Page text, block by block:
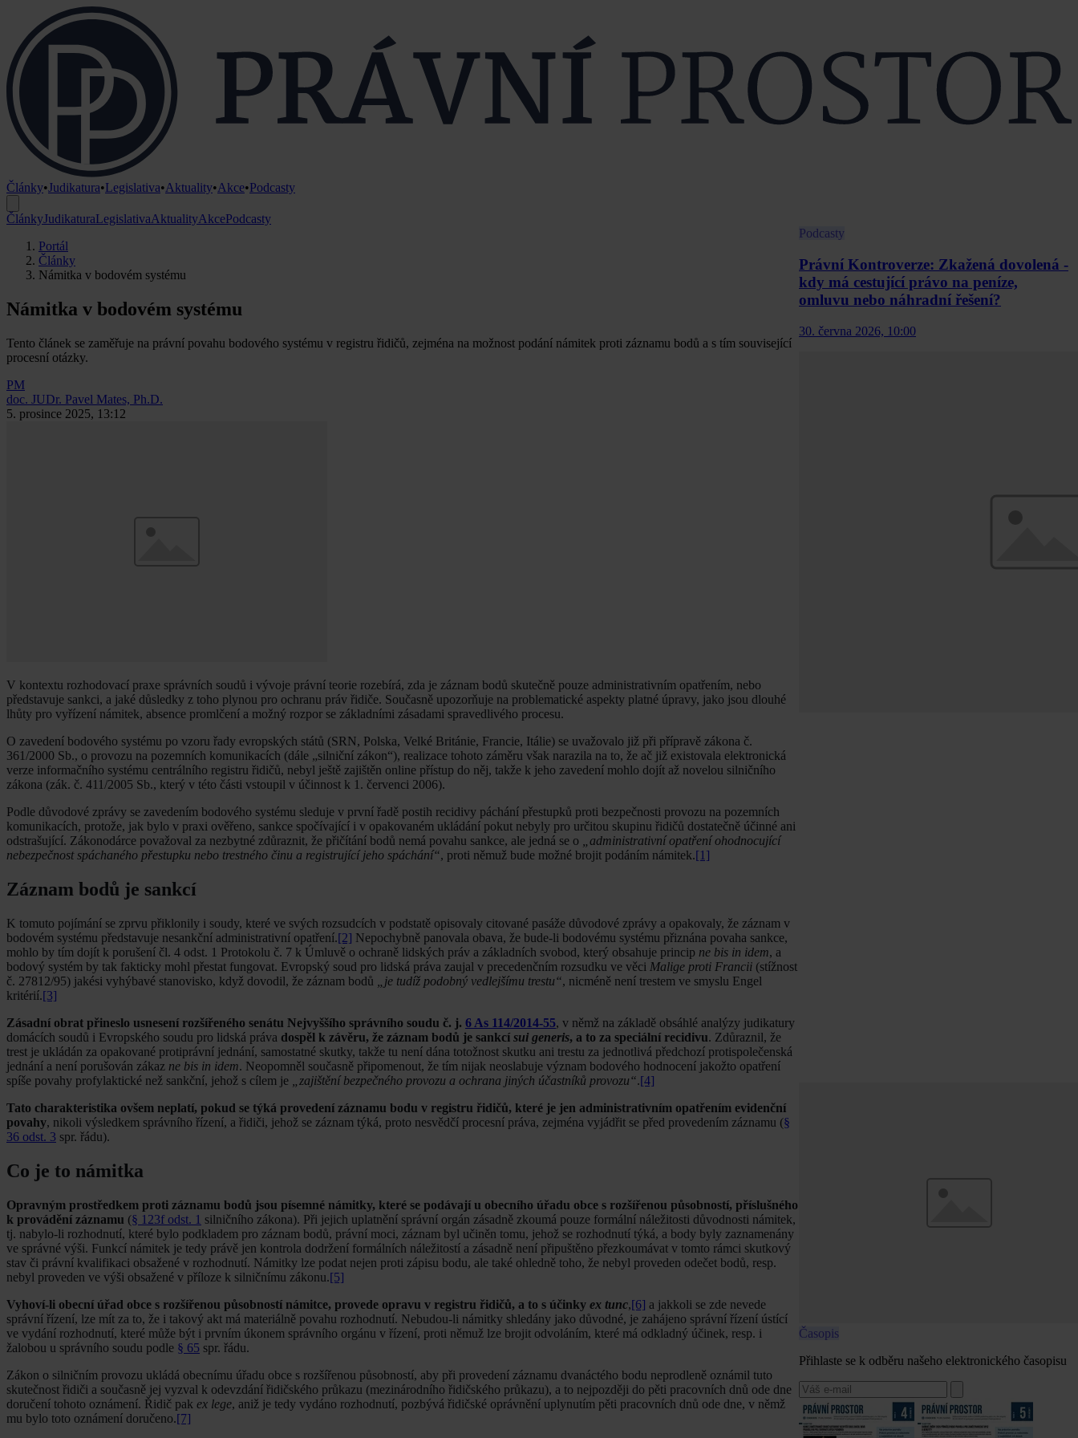
Články•Judikatura•Legislativa•Aktuality•Akce•Podcasty
ČlánkyJudikaturaLegislativaAktualityAkcePodcasty
Portál
Články
Námitka v bodovém systému
Námitka v bodovém systému
Tento článek se zaměřuje na právní povahu bodového systému v registru řidičů, zejména na možnost podání námitek proti záznamu bodů a s tím související
procesní otázky.
PM
doc. JUDr. Pavel Mates, Ph.D.
5. prosince 2025, 13:12
V kontextu rozhodovací praxe správních soudů i vývoje právní teorie rozebírá, zda je záznam bodů skutečně pouze administrativním opatřením, nebo
představuje sankci, a jaké důsledky z toho plynou pro ochranu práv řidiče. Současně upozorňuje na problematické aspekty platné úpravy, jako jsou dlouhé
lhůty pro vyřízení námitek, absence promlčení a možný rozpor se základními zásadami spravedlivého procesu.
O zavedení bodového systému po vzoru řady evropských států (SRN, Polska, Velké Británie, Francie, Itálie) se uvažovalo již při přípravě zákona č.
361/2000 Sb., o provozu na pozemních komunikacích (dále „silniční zákon“), realizace tohoto záměru však narazila na to, že ač již existovala elektronická
verze informačního systému centrálního registru řidičů, nebyl ještě zajištěn online přístup do něj, takže k jeho zavedení mohlo dojít až novelou silničního
zákona (zák. č. 411/2005 Sb., který v této části vstoupil v účinnost k 1. červenci 2006).
Podle důvodové zprávy se zavedením bodového systému sleduje v první řadě postih recidivy páchání přestupků proti bezpečnosti provozu na pozemních
komunikacích, protože, jak bylo v praxi ověřeno, sankce spočívající i v opakovaném ukládání pokut nebyly pro určitou skupinu řidičů dostatečně účinné ani
odstrašující. Zákonodárce považoval za nezbytné zdůraznit, že přičítání bodů nemá povahu sankce, ale jedná se o
„administrativní opatření ohodnocující
nebezpečnost spáchaného přestupku nebo trestného činu a registrující jeho spáchání“, proti němuž bude možné brojit podáním námitek.[1]
Záznam bodů je sankcí
K tomuto pojímání se zprvu přiklonily i soudy, které ve svých rozsudcích v podstatě opisovaly citované pasáže důvodové zprávy a opakovaly, že záznam v
bodovém systému představuje nesankční administrativní opatření.[2] Nepochybně panovala obava, že bude-li bodovému systému přiznána povaha sankce,
mohlo by tím dojít k porušení čl. 4 odst. 1 Protokolu č. 7 k Úmluvě o ochraně lidských práv a základních svobod, který obsahuje princip ne bis in idem, a
bodový systém by tak fakticky mohl přestat fungovat. Evropský soud pro lidská práva zaujal v precedenčním rozsudku ve věci Malige proti Francii (stížnost
č. 27812/95) jakési vyhýbavé stanovisko, když dovodil, že záznam bodů
„je tudíž podobný vedlejšímu trestu“, nicméně není trestem ve smyslu Engel
kritérií.[3]
Zásadní obrat přineslo usnesení rozšířeného senátu Nejvyššího správního soudu č. j. 6 As 114/2014-55, v němž na základě obsáhlé analýzy judikatury
domácích soudů i Evropského soudu pro lidská práva dospěl k závěru, že záznam bodů je sankcí sui generis, a to za speciální recidivu. Zdůraznil, že
trest je ukládán za opakované protiprávní jednání, samostatné skutky, takže tu není dána totožnost skutku ani trestu za jednotlivá předchozí protispolečenská
jednání a není porušován zákaz ne bis in idem. Neopomněl současně připomenout, že tím nijak neoslabuje význam bodového hodnocení jakožto opatření
spíše povahy profylaktické než sankční, jehož s cílem je
„zajištění bezpečného provozu a ochrana jiných účastníků provozu“.[4]
Tato charakteristika ovšem neplatí, pokud se týká provedení záznamu bodu v registru řidičů, které je jen administrativním opatřením evidenční
povahy, nikoli výsledkem správního řízení, a řidiči, jehož se záznam týká, proto nesvědčí procesní práva, zejména vyjádřit se před provedením záznamu (§
36 odst. 3 spr. řádu).
Co je to námitka
Opravným prostředkem proti záznamu bodů jsou písemné námitky, které se podávají u obecního úřadu obce s rozšířenou působností, příslušného
k provádění záznamu (§ 123f odst. 1 silničního zákona). Při jejich uplatnění správní orgán zásadně zkoumá pouze formální náležitosti důvodnosti námitek,
tj. nabylo-li rozhodnutí, které bylo podkladem pro záznam bodů, právní moci, záznam byl učiněn tomu, jehož se rozhodnutí týká, a body byly zaznamenány
ve správné výši. Funkcí námitek je tedy právě jen kontrola dodržení formálních náležitostí a zásadně není připuštěno přezkoumávat v tomto rámci skutkový
stav či právní kvalifikaci obsažené v rozhodnutí. Námitky lze podat nejen proti zápisu bodu, ale také ohledně toho, že nebyl proveden odečet bodů, resp.
nebyl proveden ve výši obsažené v příloze k silničnímu zákonu.[5]
Vyhoví-li obecní úřad obce s rozšířenou působností námitce, provede opravu v registru řidičů, a to s účinky ex tunc,[6] a jakkoli se zde nevede
správní řízení, lze mít za to, že i takový akt má materiálně povahu rozhodnutí. Nebudou-li námitky shledány jako důvodné, je zahájeno správní řízení ústící
ve vydání rozhodnutí, které může být i prvním úkonem správního orgánu v řízení, proti němuž lze brojit odvoláním, které má odkladný účinek, resp. i
žalobou u správního soudu podle § 65 spr. řádu.
Zákon o silničním provozu ukládá obecnímu úřadu obce s rozšířenou působností, aby při provedení záznamu dvanáctého bodu neprodleně oznámil tuto
skutečnost řidiči a současně jej vyzval k odevzdání řidičského průkazu (mezinárodního řidičského průkazu), a to nejpozději do pěti pracovních dnů ode dne
doručení tohoto oznámení. Řidič pak ex lege, aniž je tedy vydáno rozhodnutí, pozbývá řidičské oprávnění uplynutím pěti pracovních dnů ode dne, v němž
mu bylo toto oznámení doručeno.[7]
Podcasty
Právní Kontroverze: Zkažená dovolená -
kdy má cestující právo na peníze,
omluvu nebo náhradní řešení?
30. června 2026, 10:00
Časopis
Přihlaste se k odběru našeho elektronického časopisu